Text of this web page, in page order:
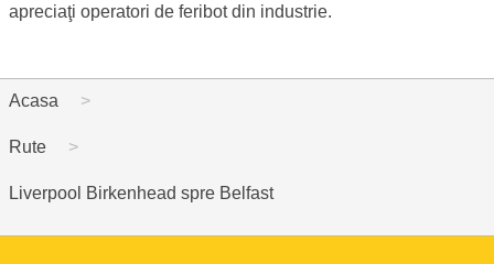
apreciaţi operatori de feribot din industrie.
Acasa
Rute
Liverpool Birkenhead spre Belfast